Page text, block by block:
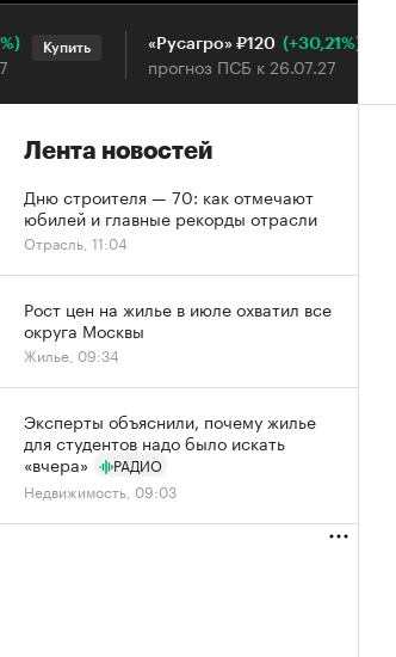
Купить «Русагро» ₽120 (+30,21%)
прогноз ПСБ к 26.07.27
Лента новостей
Дню строителя — 70: как отмечают
юбилей и главные рекорды отрасли
Отрасль, 11:04
Рост цен на жилье в июле охватил все
округа Москвы
Жилье, 09:34
Эксперты объяснили, почему жилье
для студентов надо было искать
«вчера»
РАДИО
Недвижимость, 09:03